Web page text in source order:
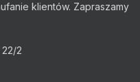
klientów. Zapraszamy
2